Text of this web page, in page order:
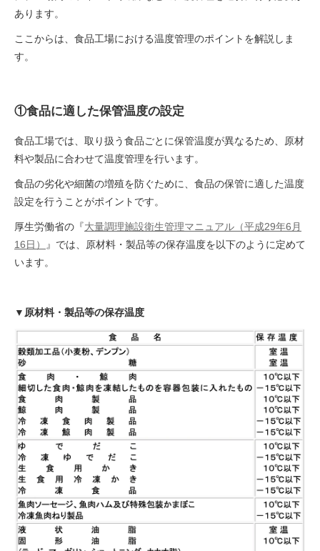
あります。
ここからは、食品工場における温度管理のポイントを解説しま
す。
①食品に適した保管温度の設定
食品工場では、取り扱う食品ごとに保管温度が異なるため、原材
料や製品に合わせて温度管理を行います。
食品の劣化や細菌の増殖を防ぐために、食品の保管に適した温度
設定を行うことがポイントです。
厚生労働省の『大量調理施設衛生管理マニュアル（平成29年6月
16日）
』では、原材料・製品等の保存温度を以下のように定めて
います。
▼原材料・製品等の保存温度